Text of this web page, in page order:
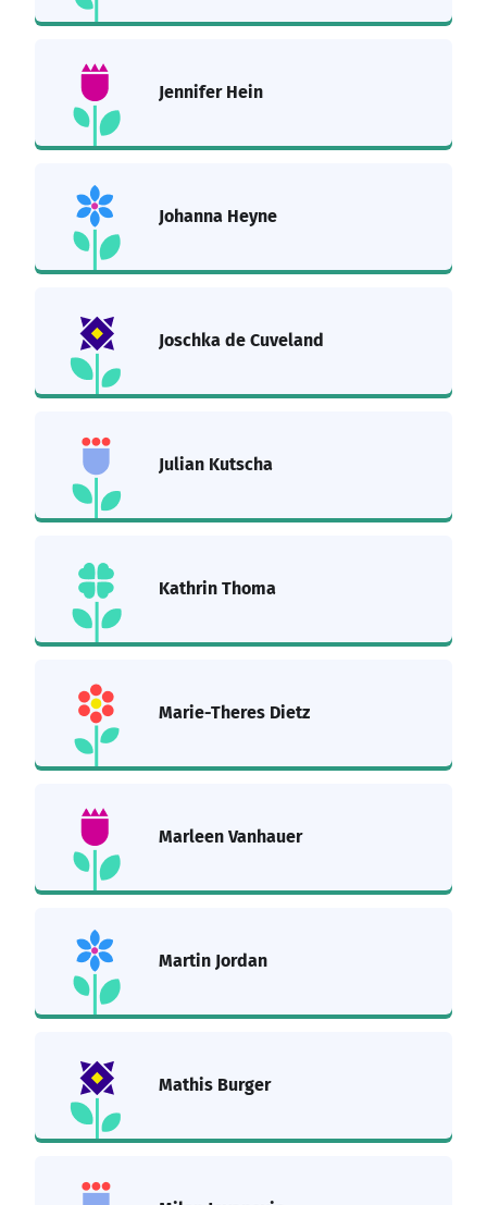
Jennifer Hein
Johanna Heyne
Joschka de Cuveland
Julian Kutscha
Kathrin Thoma
Marie-Theres Dietz
Marleen Vanhauer
Martin Jordan
Mathis Burger